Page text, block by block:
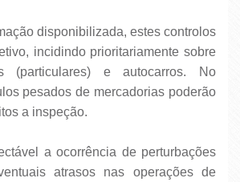
disponibilizada, estes controlos
incidindo prioritariamente sobre
(particulares) e autocarros. No
pesados de mercadorias poderão
a inspeção.
a ocorrência de perturbações
atrasos nas operações de